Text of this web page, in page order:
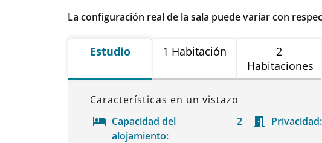
La configuración real de la sala puede variar con
Estudio 1 Habitación
2
Habitaciones
Características en un vistazo
Capacidad del
alojamiento:
2 Privacidad: